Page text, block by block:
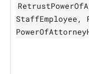
StaffEmployee,